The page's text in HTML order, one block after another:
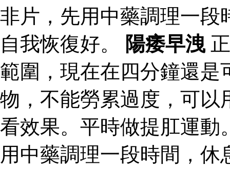
非片，先用中藥調理一段
自我恢復好。
陽痿早洩
範圍，現在在四分鐘還是
物，不能勞累過度，可以
看效果。平時做提肛運動
用中藥調理一段時間，